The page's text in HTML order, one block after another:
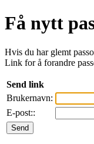
Få nytt
Hvis du har glemt
Link for å forandre
Send link
Brukernavn:
E-post::